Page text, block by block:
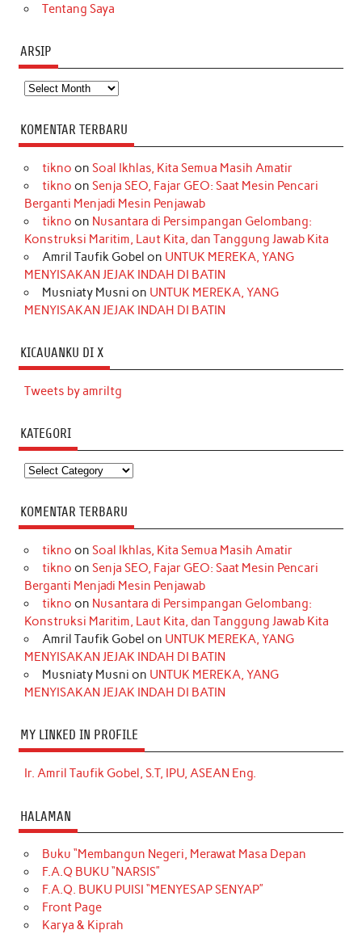
Tentang Saya
ARSIP
Arsip
KOMENTAR TERBARU
tikno on Soal Ikhlas, Kita Semua Masih Amatir
tikno on Senja SEO, Fajar GEO: Saat Mesin Pencari
Berganti Menjadi Mesin Penjawab
tikno on Nusantara di Persimpangan Gelombang:
Konstruksi Maritim, Laut Kita, dan Tanggung Jawab Kita
Amril Taufik Gobel on UNTUK MEREKA, YANG
MENYISAKAN JEJAK INDAH DI BATIN
Musniaty Musni on UNTUK MEREKA, YANG
MENYISAKAN JEJAK INDAH DI BATIN
KICAUANKU DI X
Tweets by amriltg
KATEGORI
Kategori
KOMENTAR TERBARU
tikno on Soal Ikhlas, Kita Semua Masih Amatir
tikno on Senja SEO, Fajar GEO: Saat Mesin Pencari
Berganti Menjadi Mesin Penjawab
tikno on Nusantara di Persimpangan Gelombang:
Konstruksi Maritim, Laut Kita, dan Tanggung Jawab Kita
Amril Taufik Gobel on UNTUK MEREKA, YANG
MENYISAKAN JEJAK INDAH DI BATIN
Musniaty Musni on UNTUK MEREKA, YANG
MENYISAKAN JEJAK INDAH DI BATIN
MY LINKED IN PROFILE
Ir. Amril Taufik Gobel, S.T, IPU, ASEAN Eng.
HALAMAN
Buku “Membangun Negeri, Merawat Masa Depan
F.A.Q BUKU “NARSIS”
F.A.Q. BUKU PUISI “MENYESAP SENYAP”
Front Page
Karya & Kiprah